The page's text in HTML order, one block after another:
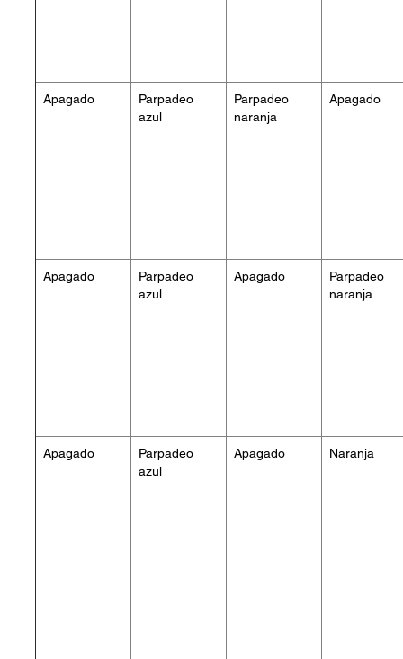
Apagado
Parpadeo
azul
Parpadeo
naranja
Apagado
Apagado
Parpadeo
azul
Apagado
Parpadeo
naranja
Apagado
Parpadeo
azul
Apagado Naranja